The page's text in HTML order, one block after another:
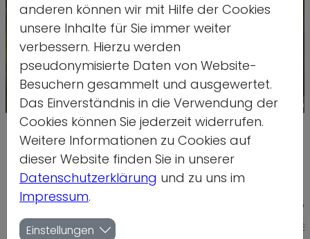
Quelle: stock.adobe.com/
Bewegungsempfehlungen für
Kinder und Jugendliche
Wie viel Bewegung brauchen junge Menschen?
Aktuelle Empfehlungen und praktische
anderen können wir mit Hilfe der Cookies
unsere Inhalte für Sie immer weiter
verbessern. Hierzu werden
pseudonymisierte Daten von Website-
Besuchern gesammelt und ausgewertet.
Das Einverständnis in die Verwendung der
Cookies können Sie jederzeit widerrufen.
Weitere Informationen zu Cookies auf
dieser Website finden Sie in unserer
Datenschutzerklärung und zu uns im
Impressum.
Einstellungen